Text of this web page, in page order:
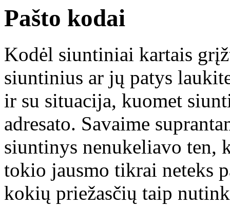
Pašto kodai
Kodėl siuntiniai kartais
siuntinius ar jų patys
ir su situacija, kuomet
adresato. Savaime
siuntinys nenukeliavo ten,
tokio jausmo tikrai neteks
kokių priežasčių taip